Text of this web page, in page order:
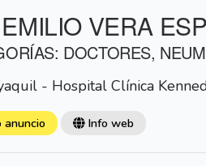
VERA
DOCTORES,
- Hospital Clínica
Info web